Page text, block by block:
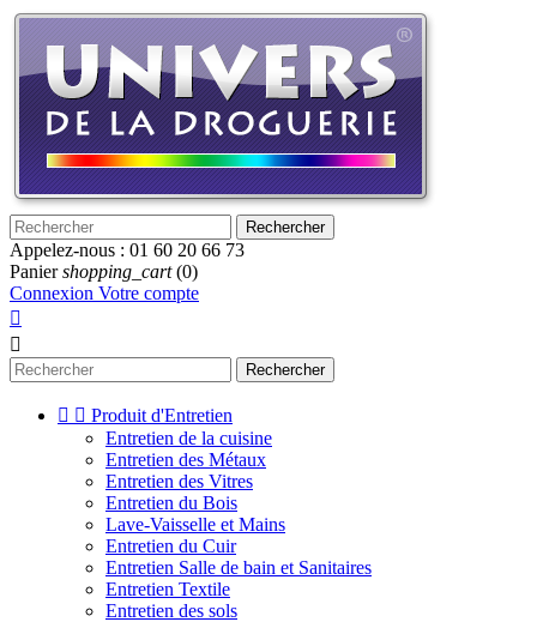
Rechercher
Appelez-nous : 01 60 20 66 73
Panier shopping_cart (0)
Connexion Votre compte


Rechercher
  Produit d'Entretien
Entretien de la cuisine
Entretien des Métaux
Entretien des Vitres
Entretien du Bois
Lave-Vaisselle et Mains
Entretien du Cuir
Entretien Salle de bain et Sanitaires
Entretien Textile
Entretien des sols